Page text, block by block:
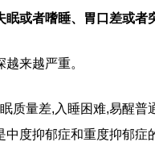
或者嗜睡、胃口差或者
来越严重。
质量差,入睡困难,易醒普
度抑郁症和重度抑郁